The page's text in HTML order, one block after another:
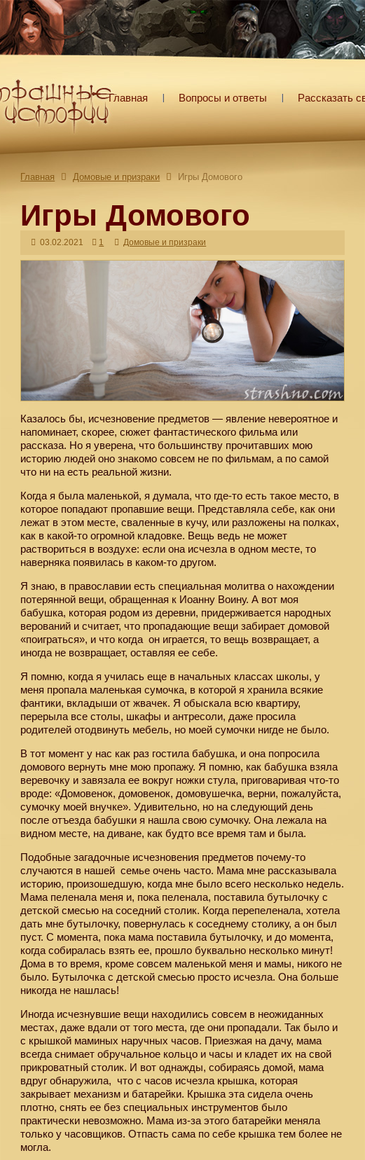
Главная Вопросы и ответы Рассказать
Главная Домовые и призраки Игры Домового
Игры Домового
03.02.2021 1 Домовые и призраки
Казалось бы, исчезновение предметов — явление невероятное и
напоминает, скорее, сюжет фантастического фильма или
рассказа. Но я уверена, что большинству прочитавших мою
историю людей оно знакомо совсем не по фильмам, а по самой
что ни на есть реальной жизни.
Когда я была маленькой, я думала, что где-то есть такое место, в
которое попадают пропавшие вещи. Представляла себе, как они
лежат в этом месте, сваленные в кучу, или разложены на полках,
как в какой-то огромной кладовке. Вещь ведь не может
раствориться в воздухе: если она исчезла в одном месте, то
наверняка появилась в каком-то другом.
Я знаю, в православии есть специальная молитва о нахождении
потерянной вещи, обращенная к Иоанну Воину. А вот моя
бабушка, которая родом из деревни, придерживается народных
верований и считает, что пропадающие вещи забирает домовой
«поиграться», и что когда он играется, то вещь возвращает, а
иногда не возвращает, оставляя ее себе.
Я помню, когда я училась еще в начальных классах школы, у
меня пропала маленькая сумочка, в которой я хранила всякие
фантики, вкладыши от жвачек. Я обыскала всю квартиру,
перерыла все столы, шкафы и антресоли, даже просила
родителей отодвинуть мебель, но моей сумочки нигде не было.
В тот момент у нас как раз гостила бабушка, и она попросила
домового вернуть мне мою пропажу. Я помню, как бабушка взяла
веревочку и завязала ее вокруг ножки стула, приговаривая что-то
вроде: «Домовенок, домовенок, домовушечка, верни, пожалуйста,
сумочку моей внучке». Удивительно, но на следующий день
после отъезда бабушки я нашла свою сумочку. Она лежала на
видном месте, на диване, как будто все время там и была.
Подобные загадочные исчезновения предметов почему-то
случаются в нашей семье очень часто. Мама мне рассказывала
историю, произошедшую, когда мне было всего несколько недель.
Мама пеленала меня и, пока пеленала, поставила бутылочку с
детской смесью на соседний столик. Когда перепеленала, хотела
дать мне бутылочку, повернулась к соседнему столику, а он был
пуст. С момента, пока мама поставила бутылочку, и до момента,
когда собиралась взять ее, прошло буквально несколько минут!
Дома в то время, кроме совсем маленькой меня и мамы, никого не
было. Бутылочка с детской смесью просто исчезла. Она больше
никогда не нашлась!
Иногда исчезнувшие вещи находились совсем в неожиданных
местах, даже вдали от того места, где они пропадали. Так было и
с крышкой маминых наручных часов. Приезжая на дачу, мама
всегда снимает обручальное кольцо и часы и кладет их на свой
прикроватный столик. И вот однажды, собираясь домой, мама
вдруг обнаружила, что с часов исчезла крышка, которая
закрывает механизм и батарейки. Крышка эта сидела очень
плотно, снять ее без специальных инструментов было
практически невозможно. Мама из-за этого батарейки меняла
только у часовщиков. Отпасть сама по себе крышка тем более не
могла.